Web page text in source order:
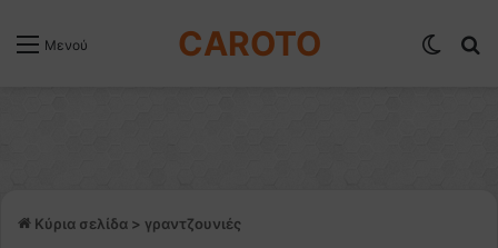
Μενού CAROTO
Κύρια σελίδα > γραντζουνιές